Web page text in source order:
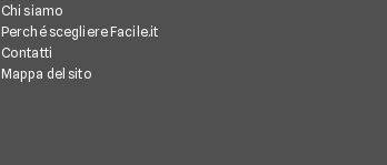
Chi siamo
Perché scegliere Facile.it
Contatti
Mappa del sito